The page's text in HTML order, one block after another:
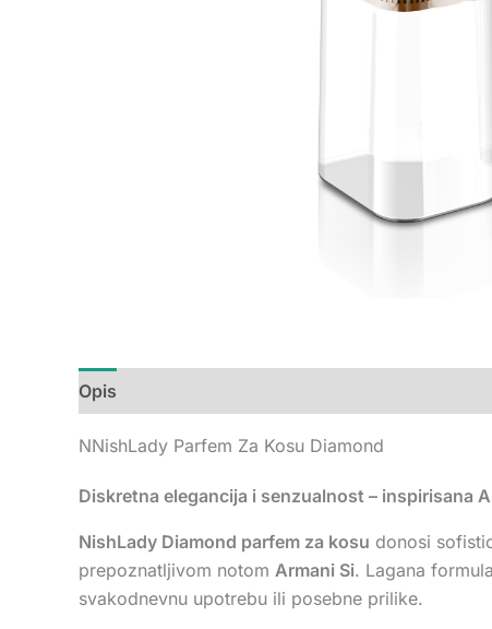
Opis
NNishLady Parfem Za Kosu Diamond
Diskretna elegancija i senzualnost – inspirisana
NishLady Diamond parfem za kosu donosi
prepoznatljivom notom Armani Si. Lagana
svakodnevnu upotrebu ili posebne prilike.